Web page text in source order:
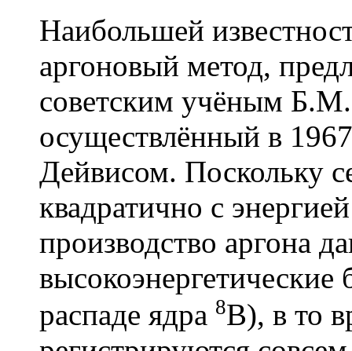
Наибольшей
аргоновый метод,
советским учёным
осуществлённый в
Дейвисом. Поскольку
квадратично с
производство аргона
распаде ядра 8В), в то